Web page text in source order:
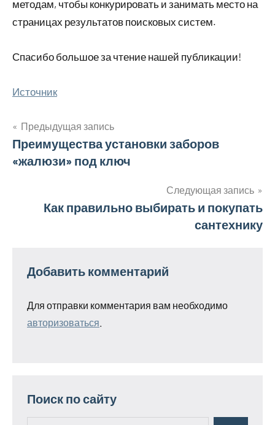
методам, чтобы конкурировать и занимать место на
страницах результатов поисковых систем.
Спасибо большое за чтение нашей публикации!
Источник
Навигация
по
Предыдущая запись
Преимущества установки заборов
«жалюзи» под ключ
Следующая запись
Как правильно выбирать и покупать
сантехнику
Добавить комментарий
Для отправки комментария вам необходимо
авторизоваться
Поиск по сайту